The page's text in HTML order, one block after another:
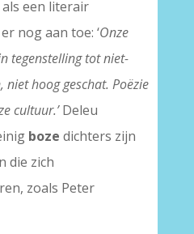
een literair
nog aan toe: ‘Onze
tegenstelling tot niet-
hoog geschat. Poëzie
cultuur.’Deleu
boze dichters zijn
die zich
zoals Peter